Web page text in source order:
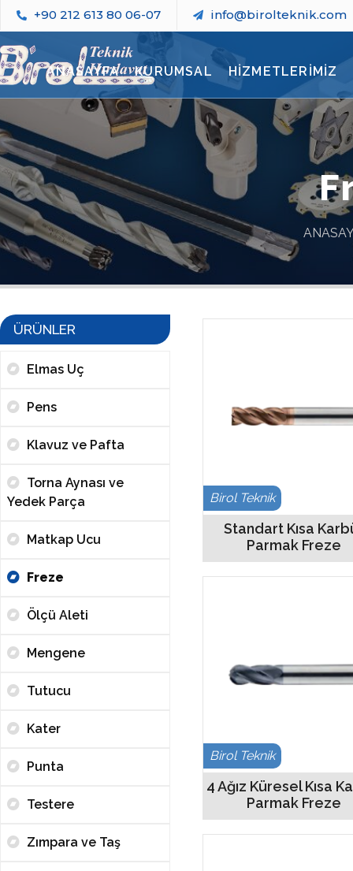
+90 212 613 80 06-07 info@birolteknik.com
ANASAYFA KURUMSAL HİZMETLERİMİZ
ÜRÜNLER
Elmas Uç
Pens
Klavuz ve Pafta
Torna Aynası ve
Yedek Parça
Matkap Ucu
Freze
Ölçü Aleti
Mengene
Tutucu
Kater
Punta
Testere
Zımpara ve Taş
Birol Teknik
Standart Kısa
Parmak Freze
Birol Teknik
4 Ağız Küresel Kısa
Parmak Freze